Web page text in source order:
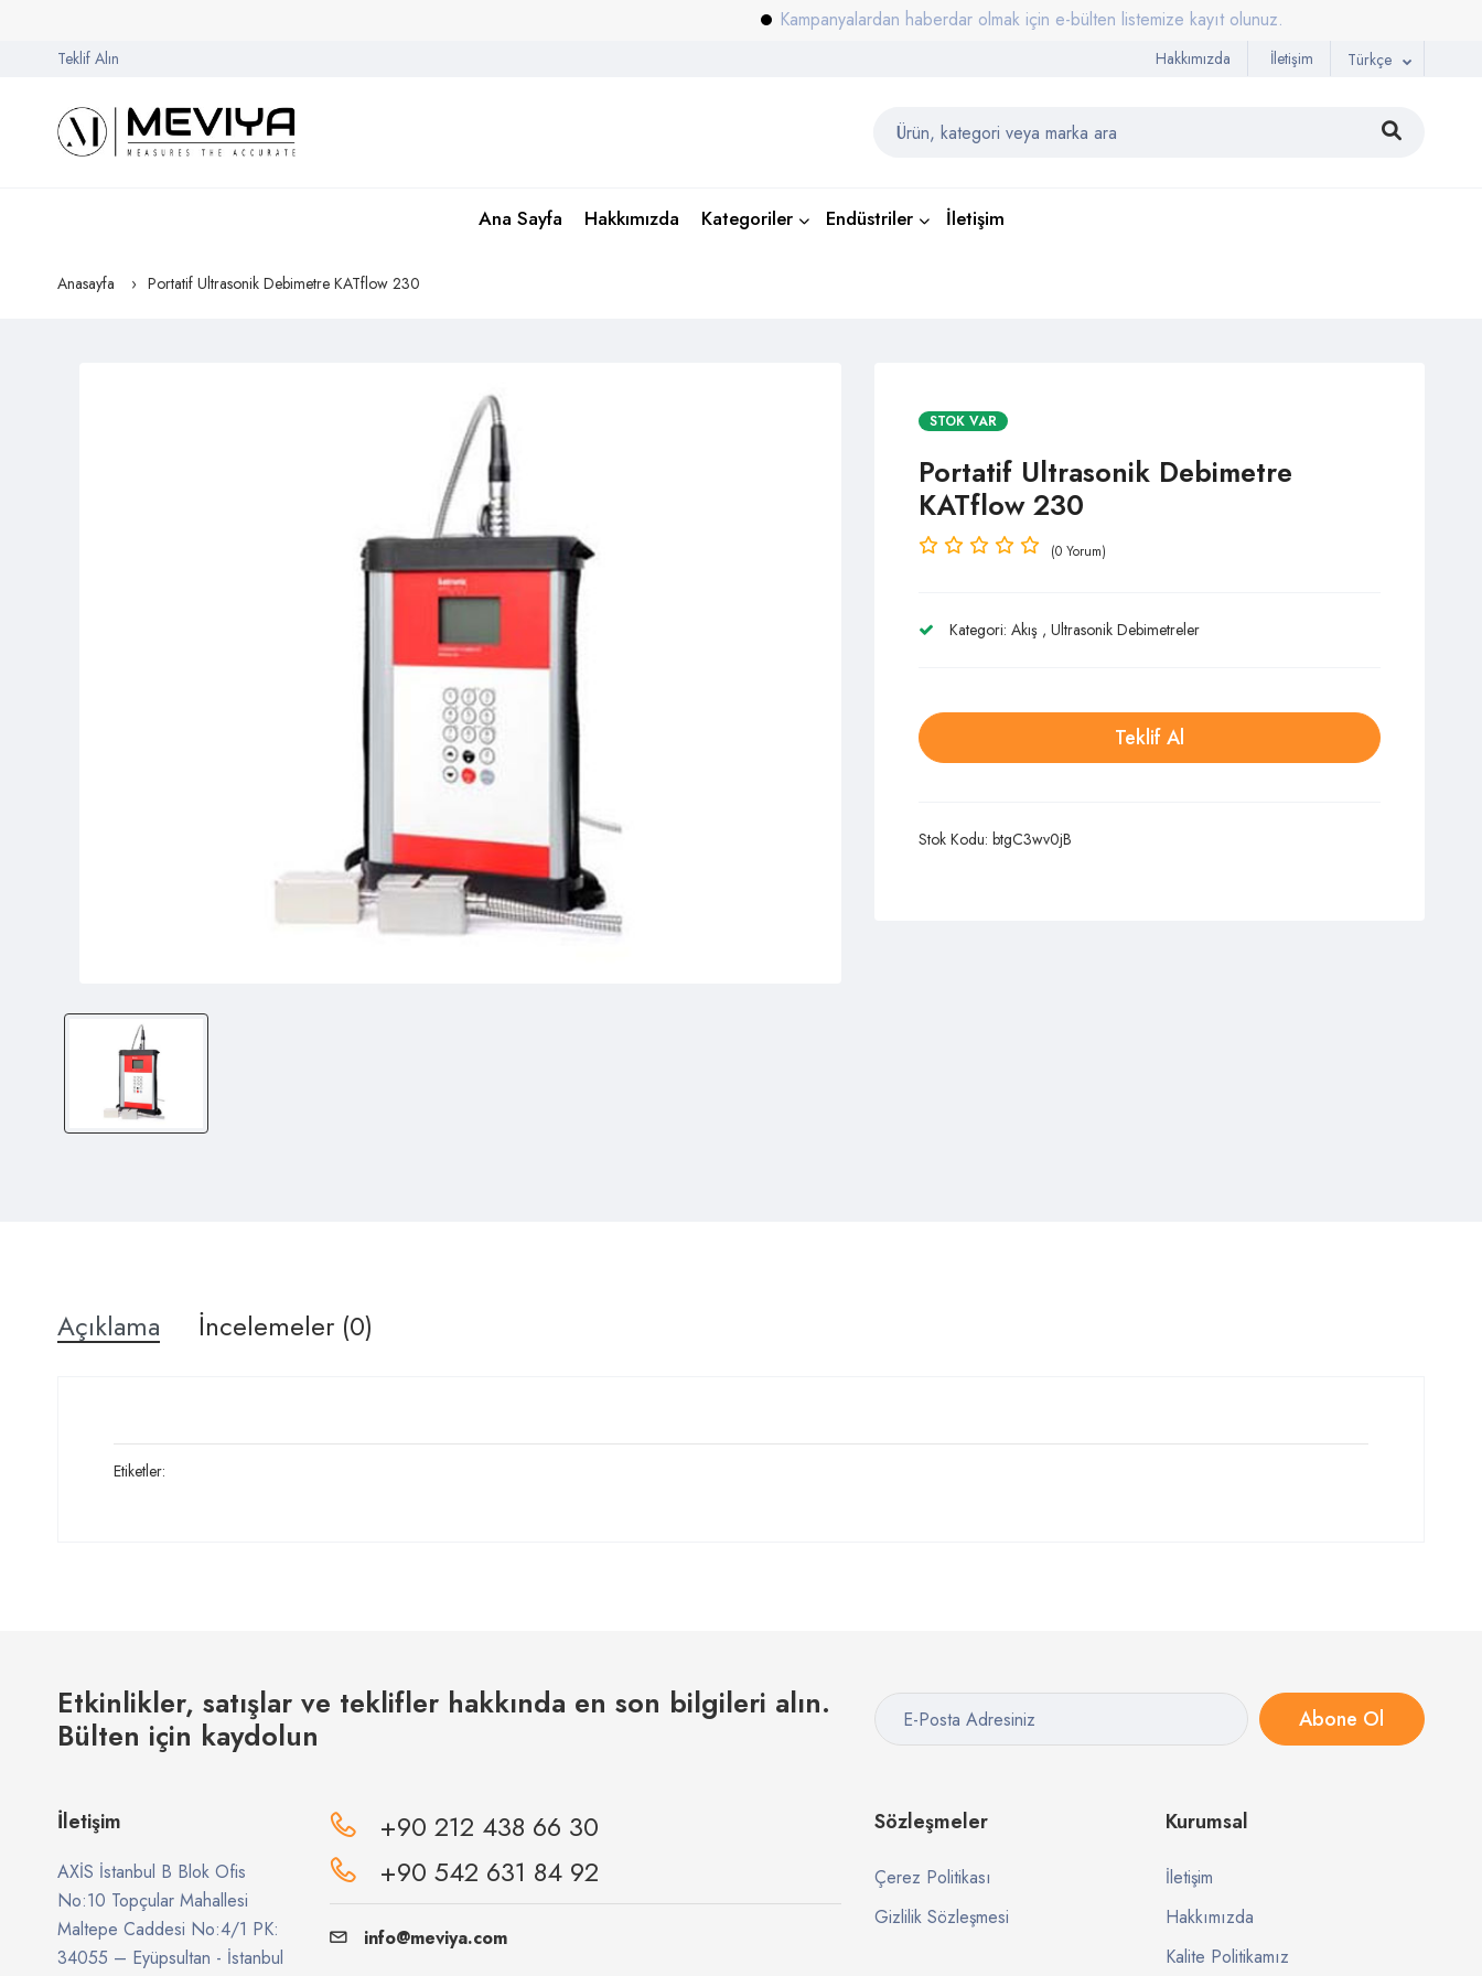
Kampanyalardan haberdar olmak için e-bülten listemize kayıt olunuz.
Teklif Alın Türkçe
Hakkımızda İletişim
Ana Sayfa Hakkımızda Kategoriler Endüstriler İletişim
Anasayfa Portatif Ultrasonik Debimetre KATflow 230
STOK VAR
Portatif Ultrasonik Debimetre
KATflow 230
(0 Yorum)
Kategori: Akış, Ultrasonik Debimetreler
Teklif Al
Stok Kodu: btgC3wv0jB
Açıklama İncelemeler (0)
Etiketler:
Etkinlikler, satışlar ve teklifler hakkında en son bilgileri alın.
Bülten için kaydolun
Abone Ol
İletişim
AXİS İstanbul B Blok Ofis
No:10 Topçular Mahallesi
Maltepe Caddesi No:4/1 PK:
34055 – Eyüpsultan - İstanbul
+90 212 438 66 30
+90 542 631 84 92
info@meviya.com
Sözleşmeler
Çerez Politikası
Gizlilik Sözleşmesi
Kurumsal
İletişim
Hakkımızda
Kalite Politikamız